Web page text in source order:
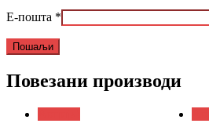
Е-пошта *
Повезани производи